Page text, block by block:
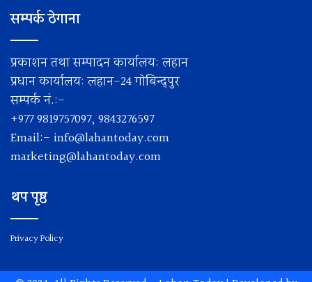
सम्पर्क ठेगाना
प्रकाशन तथा सम्पादन कार्यालय: लहान
प्रधान कार्यालय: लहान-24 गोबिन्द्पुर
सम्पर्क नं.:-
+977 9819757097, 9843276597
Email:- info@lahantoday.com
marketing@lahantoday.com
थप पृष्ठ
Privacy Policy